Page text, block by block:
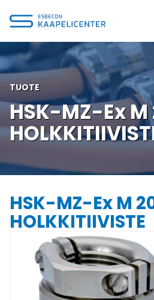
sisältöön
TUOTE
HSK-MZ-Ex M
HSK-MZ-Ex M
HOLKKITIIVISTE